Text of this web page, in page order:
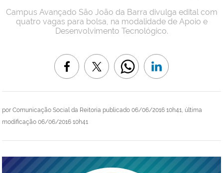
por Comunicação Social da Reitoria publicado 06/06/2016 10h41, última
modificação 06/06/2016 10h41
Campus Avançado São João da Barra divulga edital com
quatro vagas para bolsa, na modalidade de Apoio e
Desenvolvimento Tecnológico.